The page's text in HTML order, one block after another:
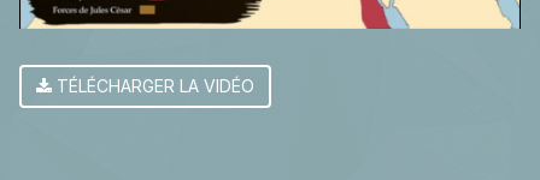
TÉLÉCHARGER LA VIDÉO